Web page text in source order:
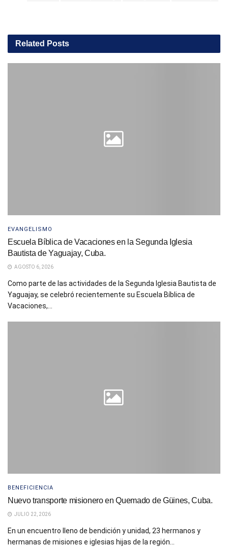
Related Posts
EVANGELISMO
Escuela Bíblica de Vacaciones en la Segunda Iglesia
Bautista de Yaguajay, Cuba.
AGOSTO 6, 2026
Como parte de las actividades de la Segunda Iglesia Bautista de
Yaguajay, se celebró recientemente su Escuela Bíblica de
Vacaciones,...
BENEFICIENCIA
Nuevo transporte misionero en Quemado de Güines, Cuba.
JULIO 22, 2026
En un encuentro lleno de bendición y unidad, 23 hermanos y
hermanas de misiones e iglesias hijas de la región...